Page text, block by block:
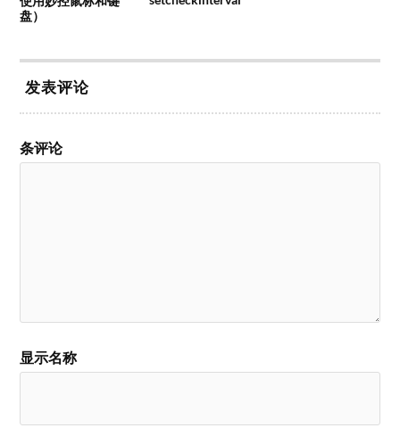
盘）
发表评论
条评论
显示名称